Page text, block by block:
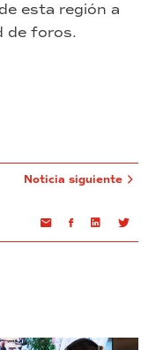
esta región a
de foros.
EmailFacebookLinkedin
Noticia siguiente